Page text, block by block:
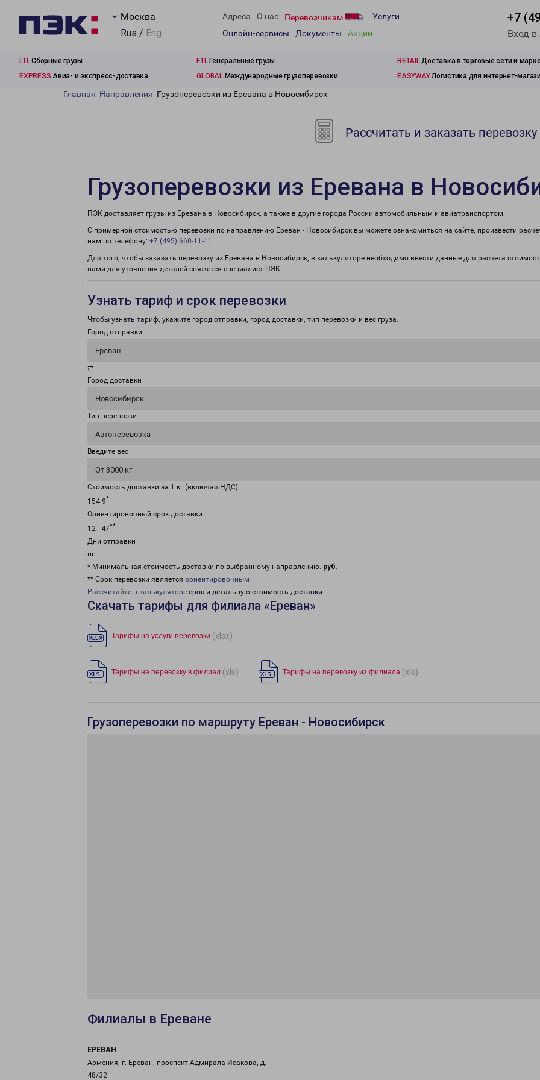
Москва
Rus / Eng
Адреса О нас Перевозчикам
Услуги
Онлайн-сервисы
Документы Акции
+7
Вход
LTLСборные грузы FTLГенеральные грузы RETAILДоставка в торговые сети и
EXPRESS Авиа- и экспресс-доставка GLOBALМеждународные грузоперевозки EASYWAYЛогистика для интернет-
Главная Направления Грузоперевозки из Еревана в Новосибирск
Рассчитать и заказать перевозку
Грузоперевозки из Еревана в
ПЭК доставляет грузы из Еревана в Новосибирск, а также в другие города России автомобильным и авиатранспортом.
С примерной стоимостью перевозки по направлению Ереван - Новосибирск вы можете ознакомиться на сайте, произвести
нам по телефону: +7 (495) 660-11-11 .
Для того, чтобы заказать перевозку из Еревана в Новосибирск, в калькуляторе необходимо ввести данные для расчета
вами для уточнения деталей свяжется специалист ПЭК.
Узнать тариф и срок перевозки
Чтобы узнать тариф, укажите город отправки, город доставки, тип перевозки и вес груза.
Город отправки
Ереван
⇄
Город доставки
Новосибирск
Тип перевозки
Автоперевозка
Введите вес
От 3000 кг
Стоимость доставки за 1 кг (включая НДС)
154.9*
Ориентировочный срок доставки
12 - 47**
Дни отправки
пн
* Минимальная стоимость доставки по выбранному направлению: руб.
** Срок перевозки является ориентировочным
Рассчитайте в калькуляторе срок и детальную стоимость доставки.
Скачать тарифы для филиала «Ереван»
Тарифы на услуги перевозки (xlsx)
Тарифы на перевозку в филиал (xls) Тарифы на перевозку из филиала (xls)
Грузоперевозки по маршруту Ереван - Новосибирск
Филиалы в Ереване
ЕРЕВАН
Армения, г. Ереван, проспект Адмирала Исакова, д.
48/32